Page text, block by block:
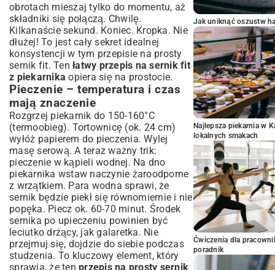
obrotach mieszaj tylko do momentu, aż
składniki się połączą. Chwilę.
Kilkanaście sekund. Koniec. Kropka. Nie
dłużej! To jest cały sekret idealnej
konsystencji w tym przepisie na prosty
sernik fit. Ten łatwy przepis na sernik fit
z piekarnika opiera się na prostocie.
Pieczenie – temperatura i czas
mają znaczenie
Rozgrzej piekarnik do 150-160°C
(termoobieg). Tortownicę (ok. 24 cm)
wyłóż papierem do pieczenia. Wylej
masę serową. A teraz ważny trik:
pieczenie w kąpieli wodnej. Na dno
piekarnika wstaw naczynie żaroodporne
z wrzątkiem. Para wodna sprawi, że
sernik będzie piekł się równomiernie i nie
popęka. Piecz ok. 60-70 minut. Środek
sernika po upieczeniu powinien być
leciutko drżący, jak galaretka. Nie
przejmuj się, dojdzie do siebie podczas
studzenia. To kluczowy element, który
sprawia, że ten przepis na prosty sernik
Jak uniknąć oszustw
Najlepsza piekarnia w
lokalnych smakach
Ćwiczenia dla
poradnik